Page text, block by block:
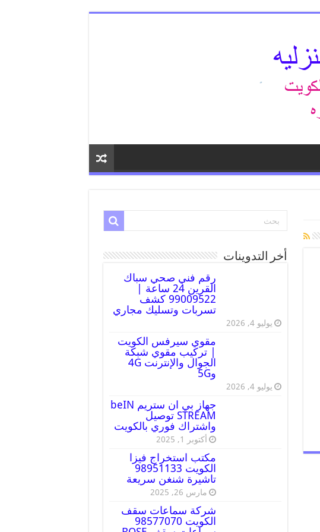
أخر التدوينات
رقم فني صحي سباك
القرين 24 ساعة |
99009522 كشف
تسربات وتسليك مجاري
يوليو 4, 2026
مقوي سيرفس الكويت
| تركيب مقوي شبكة
الجوال والإنترنت 4G
و5G
يوليو 4, 2026
جهاز بي ان ستريم beIN
STREAM توصيل
واشتراك فوري بالكويت
أكتوبر 1, 2025
مكتب استخراج فيزا
الكويت 98951133
تاشيرة شنغن سريعة
مارس 26, 2025
شركة سماعات سقف
الكويت 98577070